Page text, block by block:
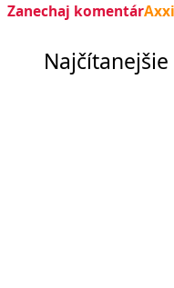
Zanechaj komentár